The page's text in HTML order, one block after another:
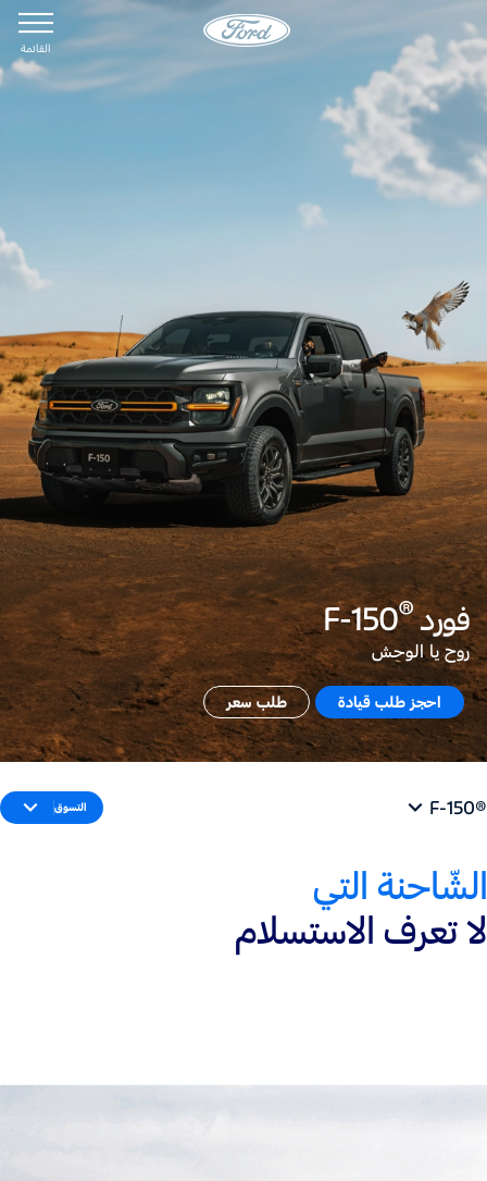
القائمة
فورد®
F-150
روح يا الوحش
احجز طلب قيادة طلب سعر
®F-150 التسوق
الشّاحنة التي
لا تعرف الاستسلام